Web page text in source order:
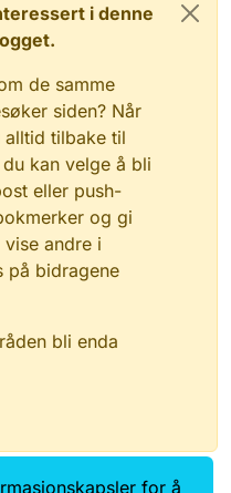
i denne
de samme
siden? Når
tilbake til
kan velge å bli
eller push-
og gi
andre i
på bidragene
bli enda
for å